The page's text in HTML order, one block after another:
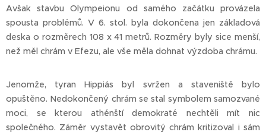
Avšak stavbu Olympeionu od samého začátku provázela
spousta problémů. V 6. stol. byla dokončena jen základová
deska o rozměrech 108 x 41 metrů. Rozměry byly sice menší,
než měl chrám v Efezu, ale vše měla dohnat výzdoba chrámu.
Jenomže, tyran Hippiás byl svržen a staveniště bylo
opuštěno. Nedokončený chrám se stal symbolem samozvané
moci, se kterou athénští demokraté nechtěli mít nic
společného. Záměr vystavět obrovitý chrám kritizoval i sám